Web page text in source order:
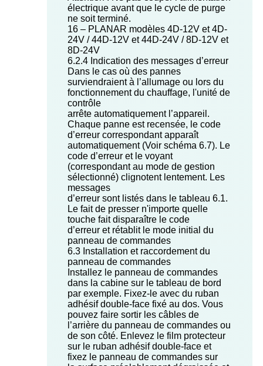
électrique avant que le cycle de purge
ne soit terminé.
16 – PLANAR modèles 4D-12V et 4D-
24V / 44D-12V et 44D-24V / 8D-12V et
8D-24V
6.2.4 Indication des messages d’erreur
Dans le cas où des pannes
surviendraient à l’allumage ou lors du
fonctionnement du chauffage, l'unité de
contrôle
arrête automatiquement l’appareil.
Chaque panne est recensée, le code
d’erreur correspondant apparaît
automatiquement (Voir schéma 6.7). Le
code d’erreur et le voyant
(correspondant au mode de gestion
sélectionné) clignotent lentement. Les
messages
d’erreur sont listés dans le tableau 6.1.
Le fait de presser n'importe quelle
touche fait disparaître le code
d’erreur et rétablit le mode initial du
panneau de commandes
6.3 Installation et raccordement du
panneau de commandes
Installez le panneau de commandes
dans la cabine sur le tableau de bord
par exemple. Fixez-le avec du ruban
adhésif double-face fixé au dos. Vous
pouvez faire sortir les câbles de
l’arrière du panneau de commandes ou
de son côté. Enlevez le film protecteur
sur le ruban adhésif double-face et
fixez le panneau de commandes sur